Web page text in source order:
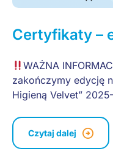
Certyfikaty –
WAŻNA
zakończymy edycję
Higieną Velvet”
Czytaj dalej